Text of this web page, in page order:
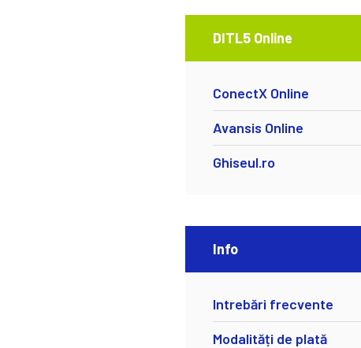
DITL5 Online
ConectX Online
Avansis Online
Ghiseul.ro
Info
Intrebări frecvente
Modalități de plată